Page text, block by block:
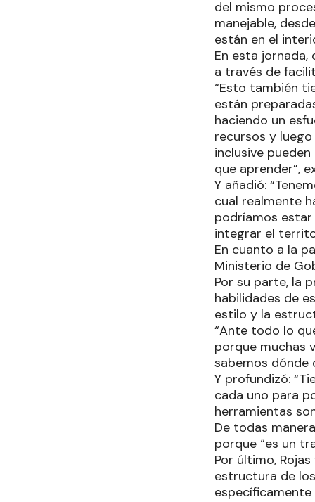
del mismo
manejable,
están en el
En esta
a través de
“Esto también
están
haciendo un
recursos y
inclusive
que aprender”,
Y añadió:
cual realmente
podríamos
integrar el
En cuanto a la
Ministerio de
Por su parte, la
habilidades de
estilo y la
“Ante todo lo
porque muchas
sabemos dónde
Y profundizó:
cada uno para
herramientas
De todas
porque “es un
Por último,
estructura de